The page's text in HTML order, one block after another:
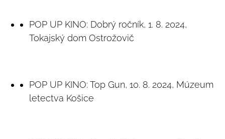
POP UP KINO: Dobrý ročník, 1. 8. 2024,
Tokajský dom Ostrožovič
POP UP KINO: Top Gun, 10. 8. 2024, Múzeum
letectva Košice